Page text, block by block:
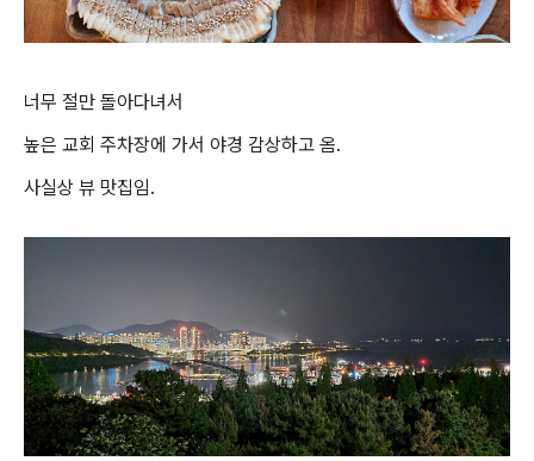
너무 절만 돌아다녀서
높은 교회 주차장에 가서 야경 감상하고 옴.
사실상 뷰 맛집임.